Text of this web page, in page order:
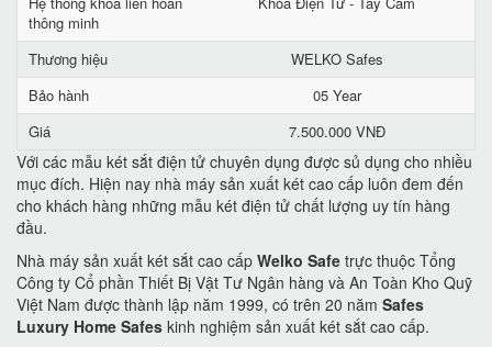
thông minh
Thương hiệu
WELKO Safes
Bảo hành
05 Year
Giá
7.500.000 VNĐ
Với các mẫu két sắt điện tử chuyên dụng được sủ dụng cho nhiều
mục đích. Hiện nay nhà máy sản xuất két cao cấp luôn đem đến
cho khách hàng những mẫu két điện tử chất lượng uy tín hàng
đầu.
Nhà máy sản xuất két sắt cao cấp Welko Safe trực thuộc Tổng
Công ty Cổ phần Thiết Bị Vật Tư Ngân hàng và An Toàn Kho Quỹ
Việt Nam được thành lập năm 1999, có trên 20 năm Safes
Luxury Home Safes kinh nghiệm sản xuất két sắt cao cấp.